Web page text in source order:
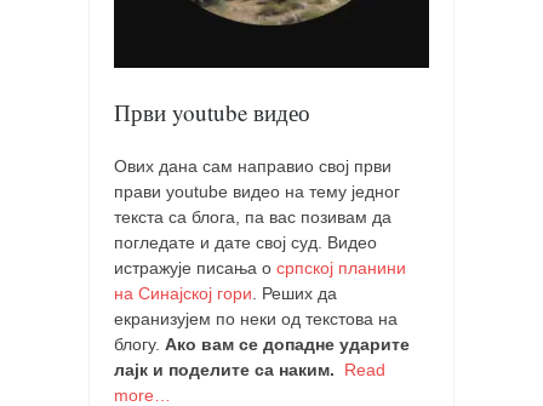
прота Воја
уместо твитера
азбуки и књиге
Окинава карате
најновије на блогу
моје белешке
историја каратеа
бубиши
Први youtube видео
Ових дана сам направио свој први
прави youtube видео на тему једног
текста са блога, па вас позивам да
погледате и дате свој суд. Видео
истражује писања о српској планини
на Синајској гори . Реших да
екранизујем по неки од текстова на
блогу. Ако вам се допадне ударите
лајк и поделите са наким.
Read
more…